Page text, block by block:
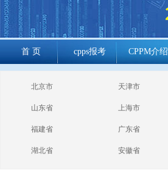
首 页 cpps报考 CPPM介绍
cppm报考常见
问题
北京市 天津市
山东省 上海市
福建省 广东省
湖北省 安徽省